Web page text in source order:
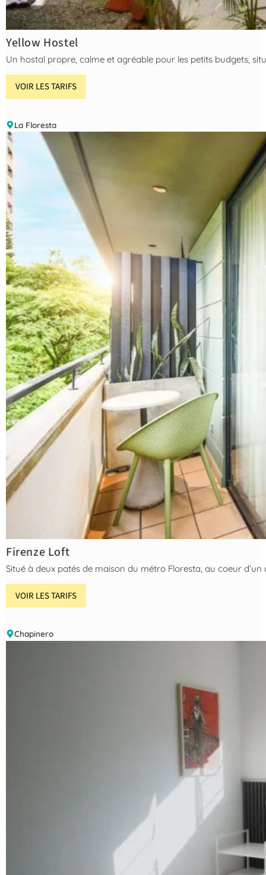
Yellow Hostel
Un hostal propre, calme et agréable pour les petits budgets,
VOIR LES TARIFS
La Floresta
Firenze Loft
Situé à deux patés de maison du métro Floresta, au coeur
VOIR LES TARIFS
Chapinero